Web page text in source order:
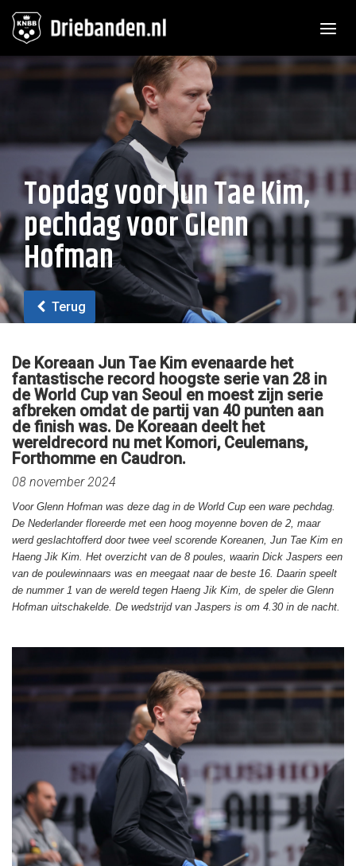
Topdag voor Jun Tae Kim,
pechdag voor Glenn
Hofman
Terug
De Koreaan Jun Tae Kim evenaarde het
fantastische record hoogste serie van 28 in
de World Cup van Seoul en moest zijn serie
afbreken omdat de partij van 40 punten aan
de finish was. De Koreaan deelt het
wereldrecord nu met Komori, Ceulemans,
Forthomme en Caudron.
08 november 2024
Voor Glenn Hofman was deze dag in de World Cup een ware pechdag.
De Nederlander floreerde met een hoog moyenne boven de 2, maar
werd geslachtofferd door twee veel scorende Koreanen, Jun Tae Kim en
Haeng Jik Kim. Het overzicht van de 8 poules, waarin Dick Jaspers een
van de poulewinnaars was en meegaat naar de beste 16. Daarin speelt
de nummer 1 van de wereld tegen Haeng Jik Kim, de speler die Glenn
Hofman uitschakelde. De wedstrijd van Jaspers is om 4.30 in de nacht.